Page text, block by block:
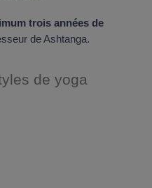
trois années de
de Ashtanga.
de yoga